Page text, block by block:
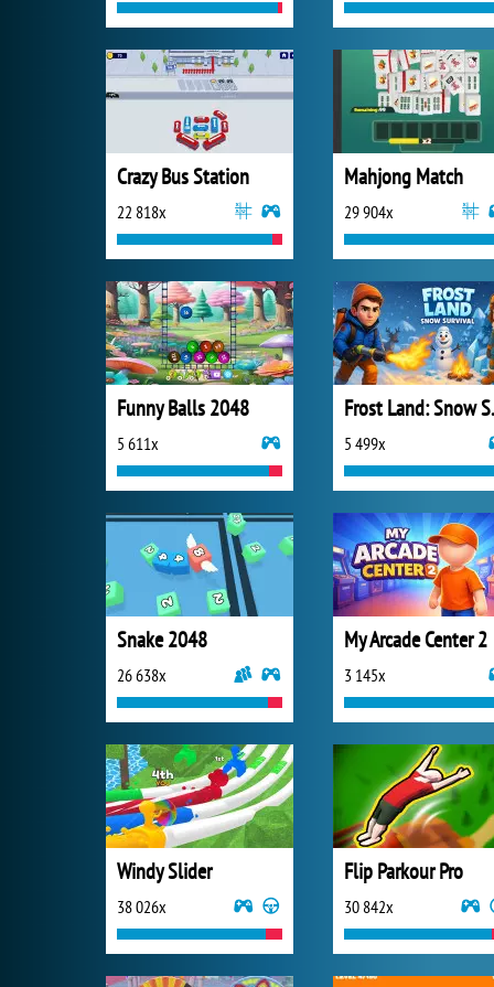
Crazy Bus Station
22 818x
Mahjong Match
29 904x
Funny Balls 2048
5 611x 5 499x
Snake 2048
26 638x
My Arcade Center 2
3 145x
Windy Slider
38 026x
Flip Parkour Pro
30 842x